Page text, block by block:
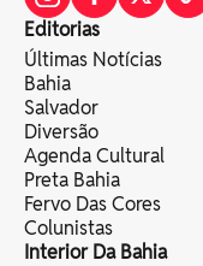
Editorias
Últimas Notícias
Bahia
Salvador
Diversão
Agenda Cultural
Preta Bahia
Fervo Das Cores
Colunistas
Interior Da Bahia